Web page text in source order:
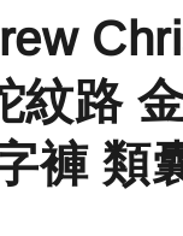
紋路
褲 類